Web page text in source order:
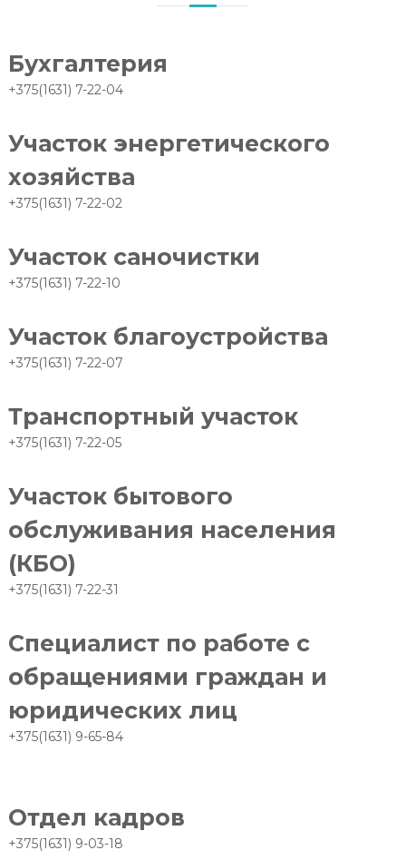
Бухгалтерия
+375(1631) 7-22-04
Участок энергетического
хозяйства
+375(1631) 7-22-02
Участок саночистки
+375(1631) 7-22-10
Участок благоустройства
+375(1631) 7-22-07
Транспортный участок
+375(1631) 7-22-05
Участок бытового
обслуживания населения
(КБО)
+375(1631) 7-22-31
Специалист по работе с
обращениями граждан и
юридических лиц
+375(1631) 9-65-84
Отдел кадров
+375(1631) 9-03-18